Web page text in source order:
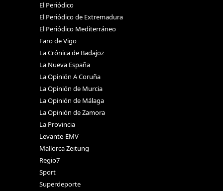
El Periódico
El Periódico de Extremadura
El Periódico Mediterráneo
Faro de Vigo
La Crónica de Badajoz
La Nueva España
La Opinión A Coruña
La Opinión de Murcia
La Opinión de Málaga
La Opinión de Zamora
La Provincia
Levante-EMV
Mallorca Zeitung
Regio7
Sport
Superdeporte